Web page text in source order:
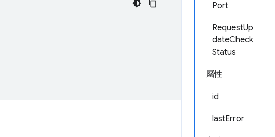
Port
RequestUp
dateCheck
Status
屬性
id
lastError